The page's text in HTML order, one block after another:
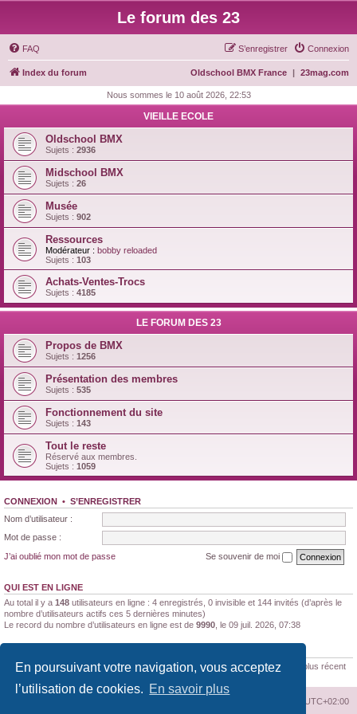
En poursuivant votre navigation, vous acceptez
l’utilisation de cookies. En savoir plus
Le forum des 23
FAQ Connexion
S’enregistrer
Index du forum 23mag.com
|
Oldschool BMX France
Nous sommes le 10 août 2026, 22:53
VIEILLE ECOLE
Oldschool BMX
Sujets : 2936
Midschool BMX
Sujets : 26
Musée
Sujets : 902
Ressources
Modérateur : bobby reloaded
Sujets : 103
Achats-Ventes-Trocs
Sujets : 4185
LE FORUM DES 23
Propos de BMX
Sujets : 1256
Présentation des membres
Sujets : 535
Fonctionnement du site
Sujets : 143
Tout le reste
Réservé aux membres.
Sujets : 1059
CONNEXION • S’ENREGISTRER
Nom d’utilisateur :
Mot de passe :
J’ai oublié mon mot de passe
Se souvenir de moi
QUI EST EN LIGNE
Au total il y a 148 utilisateurs en ligne : 4 enregistrés, 0 invisible et 144 invités (d’après le
nombre d’utilisateurs actifs ces 5 dernières minutes)
Le record du nombre d’utilisateurs en ligne est de 9990 , le 09 juil. 2026, 07:38
188172 messages •11347sujets •1522membres • Le membre enregistré le plus récent
Brunaldi21
UTC+02:00